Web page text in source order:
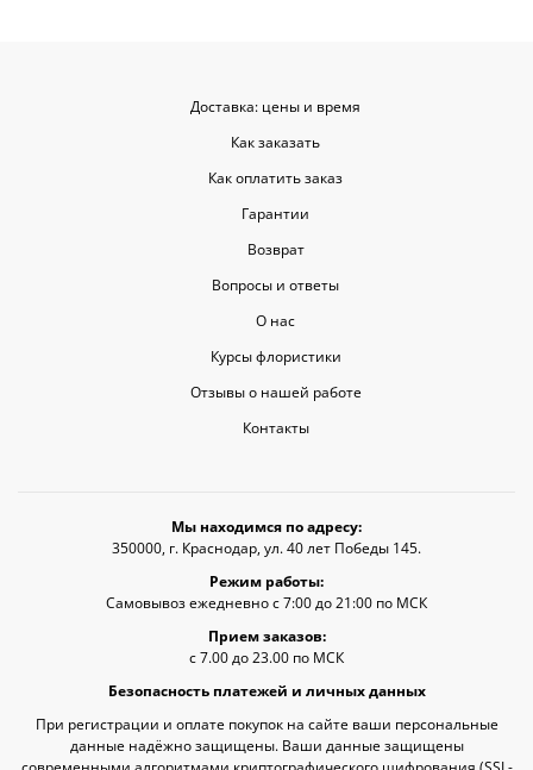
Доставка: цены и время
Как заказать
Как оплатить заказ
Гарантии
Возврат
Вопросы и ответы
О нас
Курсы флористики
Отзывы о нашей работе
Контакты
Мы находимся по адресу:
350000, г. Краснодар, ул. 40 лет Победы 145.
Режим работы:
Самовывоз ежедневно с 7:00 до 21:00 по МСК
Прием заказов:
с 7.00 до 23.00 по МСК
Безопасность платежей и личных данных
При регистрации и оплате покупок на сайте ваши персональные
данные надёжно защищены. Ваши данные защищены